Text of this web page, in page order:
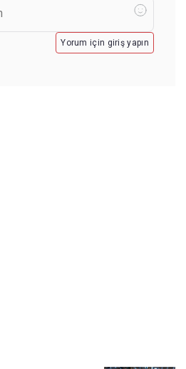
Yorum için giriş yapın